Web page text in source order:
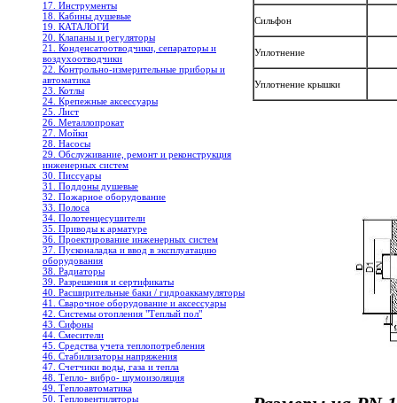
17. Инструменты
18. Кабины душевые
19. КАТАЛОГИ
20. Клапаны и регуляторы
21. Конденсатоотводчики, сепараторы и
воздухоотводчики
22. Контрольно-измерительные приборы и
автоматика
23. Котлы
24. Крепежные аксессуары
25. Лист
26. Металлопрокат
27. Мойки
28. Насосы
29. Обслуживание, ремонт и реконструкция
инженерных систем
30. Писсуары
31. Поддоны душевые
32. Пожарное оборудование
33. Полоса
34. Полотенцесушители
35. Приводы к арматуре
36. Проектирование инженерных систем
37. Пусконаладка и ввод в эксплуатацию
оборудования
38. Радиаторы
39. Разрешения и сертификаты
40. Расширительные баки / гидроаккамуляторы
41. Сварочное оборудование и аксессуары
42. Системы отопления "Теплый пол"
43. Сифоны
44. Смесители
45. Средства учета теплопотребления
46. Стабилизаторы напряжения
47. Счетчики воды, газа и тепла
48. Тепло- вибро- шумоизоляция
49. Теплоавтоматика
50. Тепловентиляторы
Сильфон
Уплотнение
Уплотнение крышки